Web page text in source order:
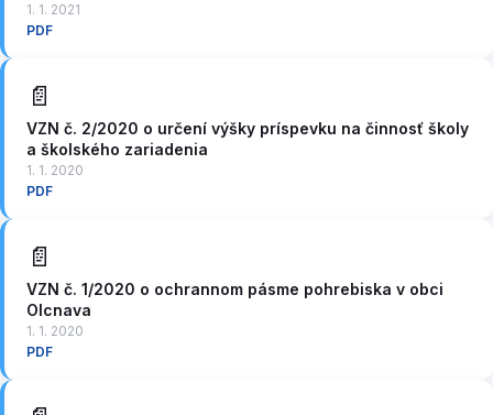
1. 1. 2021
PDF
📄
VZN č. 2/2020 o určení výšky príspevku na činnosť školy
a školského zariadenia
1. 1. 2020
PDF
📄
VZN č. 1/2020 o ochrannom pásme pohrebiska v obci
Olcnava
1. 1. 2020
PDF